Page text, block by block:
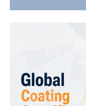
para grúas:
los estándares
Sistema de
Normas
733-2021)